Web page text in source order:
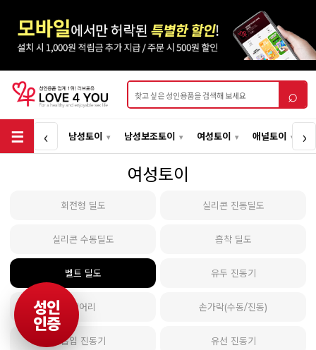
상품검색 ⌕
‹ 남성토이 남성보조토이 여성토이 애널토이 ›
여성토이
회전형 딜도 실리콘 진동딜도
실리콘 수동딜도 흡착 딜도
벨트 딜도 유두 진동기
페어리 손가락(수동/진동)
흡입 진동기 유선 진동기
성인
인증